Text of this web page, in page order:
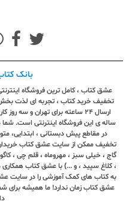
بانک
عشق کتاب ، کامل ترین فروشگاه
تخفیف خرید کتاب ، تجربه ای لذت بخش
ارسال ٢٤ ساعته برای تهران و
ساله ی این فروشگاه اینترنتی است.
در مقاطع پیش دبستانی ، ابتدایی،
تخفیف ممکن از سایت عشق کتاب
گاج ، خیلی سبز ، مهروماه ، قلم چی ، کاگو
، کلاغ سپید ، و ...) با عشق کتاب همکاری
به کتاب های کمک آموزشی را در سایت
عشق کتاب زمان ندارد! ما همیشه برای